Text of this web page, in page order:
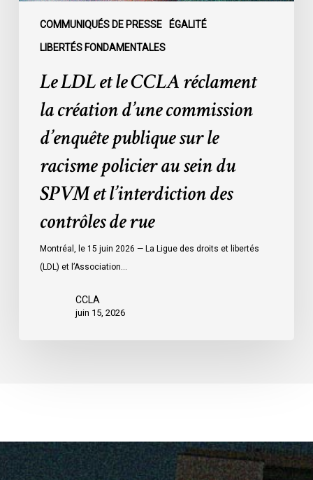
COMMUNIQUÉS DE PRESSE ÉGALITÉ
LIBERTÉS FONDAMENTALES
publique
racisme
SPVM
contrôles
Le LDL et le CCLA réclament
la création d’une commission
d’enquête publique sur le
racisme policier au sein du
SPVM et l’interdiction des
contrôles de rue
Montréal, le 15 juin 2026 — La Ligue des droits et libertés
(LDL) et l’Association…
CCLA
juin 15, 2026